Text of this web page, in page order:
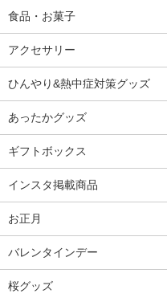
食品・お菓子
アクセサリー
ひんやり&熱中症対策グッズ
あったかグッズ
ギフトボックス
インスタ掲載商品
お正月
バレンタインデー
桜グッズ